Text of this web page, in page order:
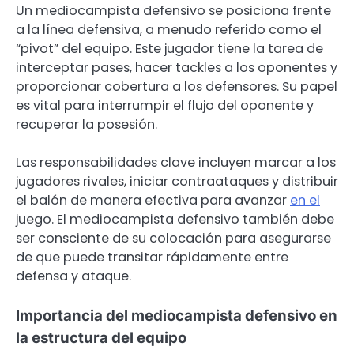
Un mediocampista defensivo se posiciona frente
a la línea defensiva, a menudo referido como el
“pivot” del equipo. Este jugador tiene la tarea de
interceptar pases, hacer tackles a los oponentes y
proporcionar cobertura a los defensores. Su papel
es vital para interrumpir el flujo del oponente y
recuperar la posesión.
Las responsabilidades clave incluyen marcar a los
jugadores rivales, iniciar contraataques y distribuir
el balón de manera efectiva para avanzar en el
juego. El mediocampista defensivo también debe
ser consciente de su colocación para asegurarse
de que puede transitar rápidamente entre
defensa y ataque.
Importancia del mediocampista defensivo en
la estructura del equipo